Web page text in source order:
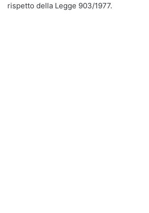
rispetto della Legge 903/1977.